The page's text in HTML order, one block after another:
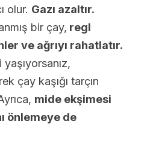
olur. Gazı azaltır.
bir çay, regl
ve ağrıyı rahatlatır.
çay kaşığı tarçın
mide ekşimesi
önlemeye de